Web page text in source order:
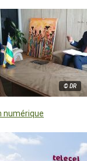
© DR
numérique